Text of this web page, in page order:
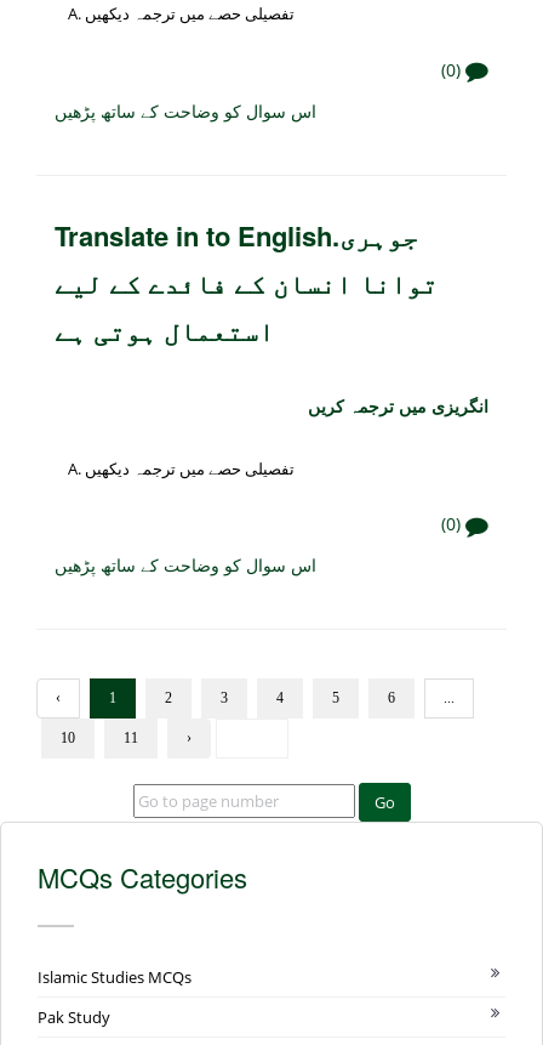
تفصیلی حصے میں ترجمہ دیکھیں
(0)
اس سوال کو وضاحت کے ساتھ پڑھیں
Translate in to English.جوہری
توانا انسان کے فائدے کے لیے
استعمال ہوتی ہے
انگریزی میں ترجمہ کریں
تفصیلی حصے میں ترجمہ دیکھیں
(0)
اس سوال کو وضاحت کے ساتھ پڑھیں
‹ 1 2 3 4 5 6 ...
10 11 ›
Go
MCQs Categories
Islamic Studies MCQs
Pak Study